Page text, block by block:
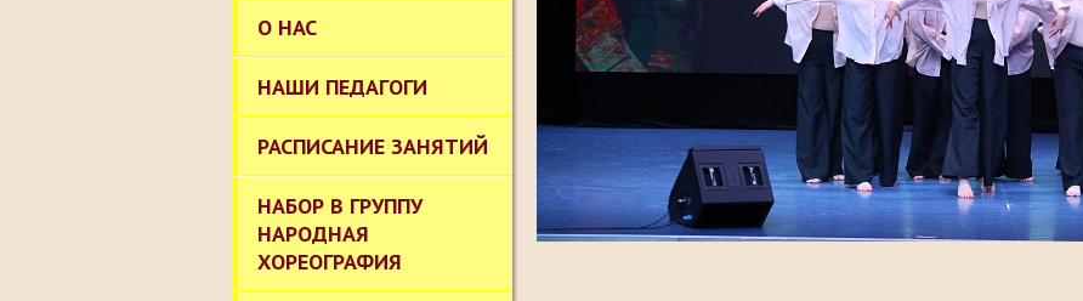
О НАС
НАШИ ПЕДАГОГИ
РАСПИСАНИЕ ЗАНЯТИЙ
НАБОР В ГРУППУ
НАРОДНАЯ
ХОРЕОГРАФИЯ